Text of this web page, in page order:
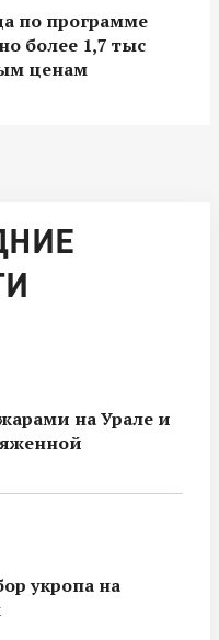
по программе
более 1,7 тыс
ценам
на Урале и
укропа на